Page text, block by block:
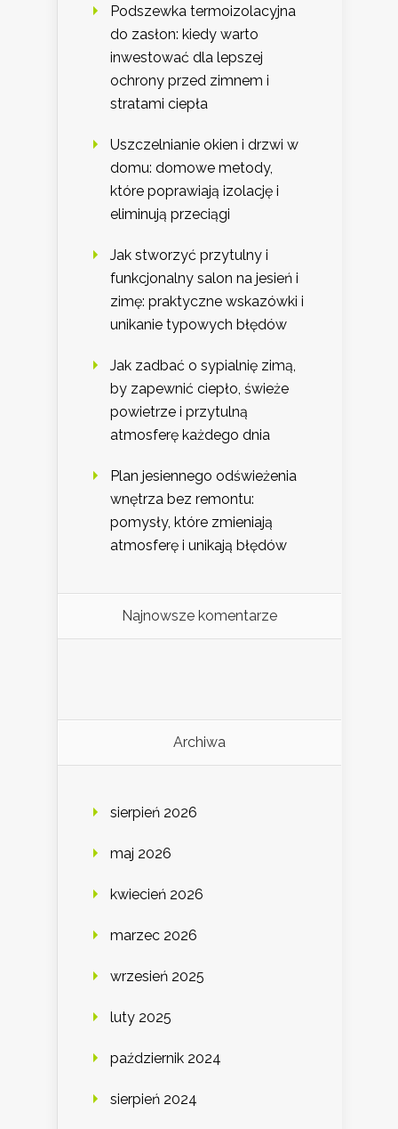
Podszewka termoizolacyjna
do zasłon: kiedy warto
inwestować dla lepszej
ochrony przed zimnem i
stratami ciepła
Uszczelnianie okien i drzwi w
domu: domowe metody,
które poprawiają izolację i
eliminują przeciągi
Jak stworzyć przytulny i
funkcjonalny salon na jesień i
zimę: praktyczne wskazówki i
unikanie typowych błędów
Jak zadbać o sypialnię zimą,
by zapewnić ciepło, świeże
powietrze i przytulną
atmosferę każdego dnia
Plan jesiennego odświeżenia
wnętrza bez remontu:
pomysły, które zmieniają
atmosferę i unikają błędów
Najnowsze komentarze
Archiwa
sierpień 2026
maj 2026
kwiecień 2026
marzec 2026
wrzesień 2025
luty 2025
październik 2024
sierpień 2024